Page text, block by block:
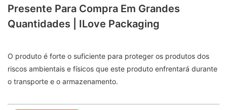
Presente Para Compra Em Grandes
Quantidades | ILove Packaging
O produto é forte o suficiente para proteger os produtos dos
riscos ambientais e físicos que este produto enfrentará durante
o transporte e o armazenamento.